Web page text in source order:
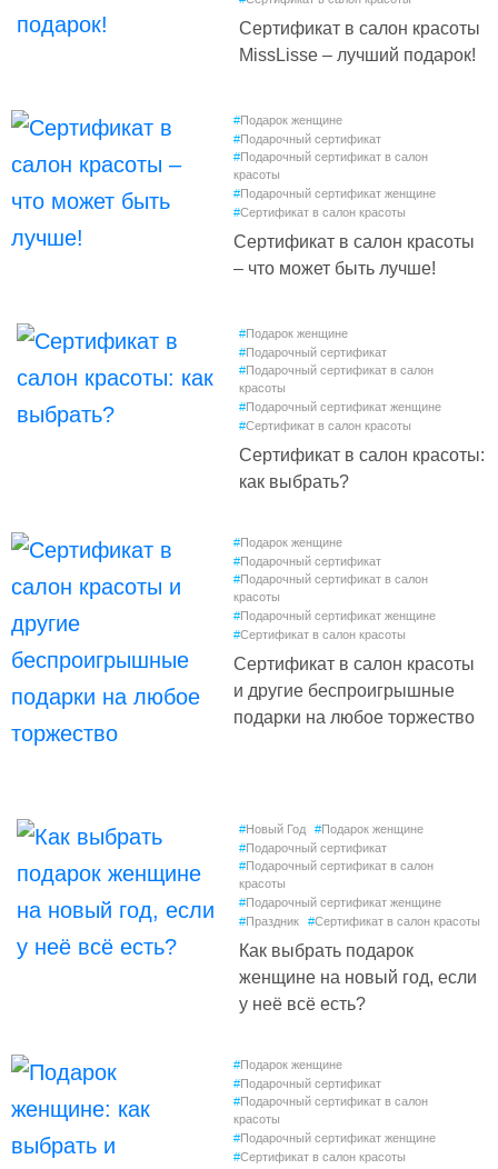
Сертификат в салон красоты
MissLisse – лучший подарок!
#Подарок женщине
#Подарочный сертификат
#Подарочный сертификат в салон
красоты
#Подарочный сертификат женщине
#Сертификат в салон красоты
Сертификат в салон красоты
– что может быть лучше!
#Подарок женщине
#Подарочный сертификат
#Подарочный сертификат в салон
красоты
#Подарочный сертификат женщине
#Сертификат в салон красоты
Сертификат в салон красоты:
как выбрать?
#Подарок женщине
#Подарочный сертификат
#Подарочный сертификат в салон
красоты
#Подарочный сертификат женщине
#Сертификат в салон красоты
Сертификат в салон красоты
и другие беспроигрышные
подарки на любое торжество
#Новый Год #Подарок женщине
#Подарочный сертификат
#Подарочный сертификат в салон
красоты
#Подарочный сертификат женщине
#Праздник #Сертификат в салон красоты
Как выбрать подарок
женщине на новый год, если
у неё всё есть?
#Подарок женщине
#Подарочный сертификат
#Подарочный сертификат в салон
красоты
#Подарочный сертификат женщине
#Сертификат в салон красоты